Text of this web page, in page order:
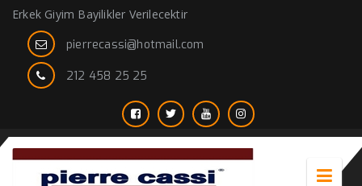
Erkek Giyim Bayilikler Verilecektir
pierrecassi@hotmail.com
212 458 25 25